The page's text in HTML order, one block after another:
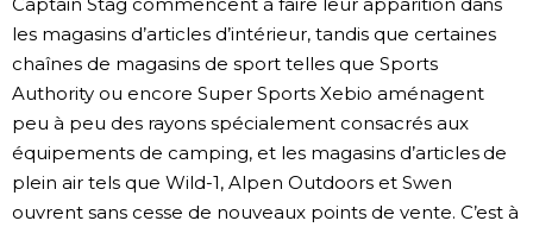
les magasins d’articles d’intérieur, tandis que certaines
chaînes de magasins de sport telles que Sports
Authority ou encore Super Sports Xebio aménagent
peu à peu des rayons spécialement consacrés aux
équipements de camping, et les magasins d’articles de
plein air tels que Wild-1, Alpen Outdoors et Swen
ouvrent sans cesse de nouveaux points de vente. C’est à